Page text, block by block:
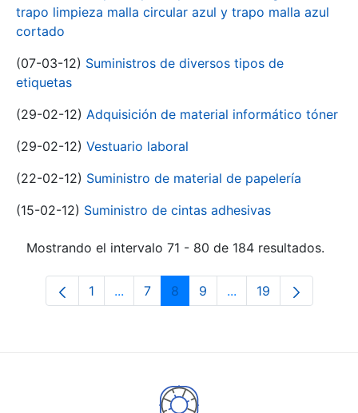
trapo limpieza malla circular azul y trapo malla azul
cortado
(07-03-12) Suministros de diversos tipos de
etiquetas
(29-02-12) Adquisición de material informático tóner
(29-02-12) Vestuario laboral
(22-02-12) Suministro de material de papelería
(15-02-12) Suministro de cintas adhesivas
Mostrando el intervalo 71 - 80 de 184 resultados.
Página
1 ...Páginas intermedias Use TAB para
Página
7 Página
8 Página
9 ...Páginas intermedias
Página
19